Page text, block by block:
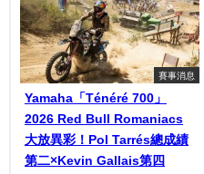
賽事消息
Yamaha「Ténéré 700」
2026 Red Bull Romaniacs
大放異彩！Pol Tarrés總成績
第二×Kevin Gallais第四